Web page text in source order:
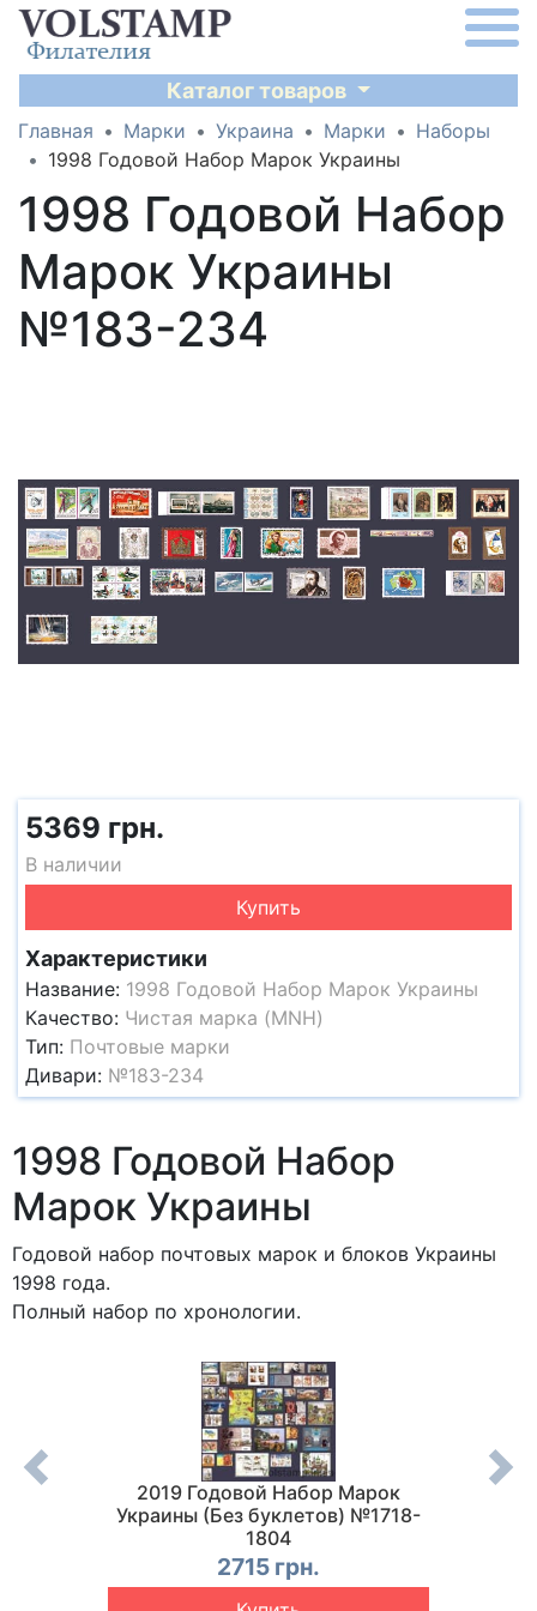
Каталог товаров
Главная Марки Украина Марки
Наборы
1998 Годовой Набор Марок Украины
1998 Годовой Набор
Марок Украины
№183-234
5369 грн.
В наличии
Купить
Характеристики
Название: 1998 Годовой Набор Марок Украины
Качество: Чистая марка (MNH)
Тип: Почтовые марки
Дивари: №183-234
1998 Годовой Набор
Марок Украины
Годовой набор почтовых марок и блоков Украины
1998 года.
Полный набор по хронологии.
2019 Годовой Набор Марок
Украины (Без буклетов) №1718-
1804
2715 грн.